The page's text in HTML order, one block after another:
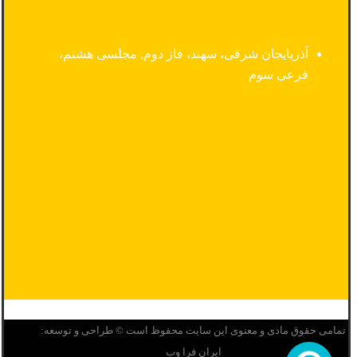
آذربایجان شرقی، سهند، فاز دوم, مجلسی هشتم،
فرعی سوم
تمامی حقوق مادی و معنوی این سایت محفوظ است © طراحی و توسعه:
ایران فرا وب